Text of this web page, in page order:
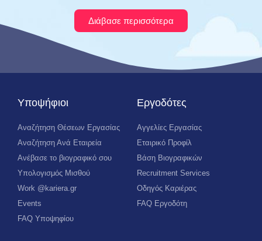
Διάβασε περισσότερα
Υποψήφιοι
Αναζήτηση Θέσεων Εργασίας
Αναζήτηση Ανά Εταιρεία
Ανέβασε το βιογραφικό σου
Υπολογισμός Μισθού
Work @kariera.gr
Events
FAQ Υποψηφίου
Εργοδότες
Αγγελίες Εργασίας
Εταιρικό Προφίλ
Βάση Βιογραφικών
Recruitment Services
Οδηγός Καριέρας
FAQ Εργοδότη